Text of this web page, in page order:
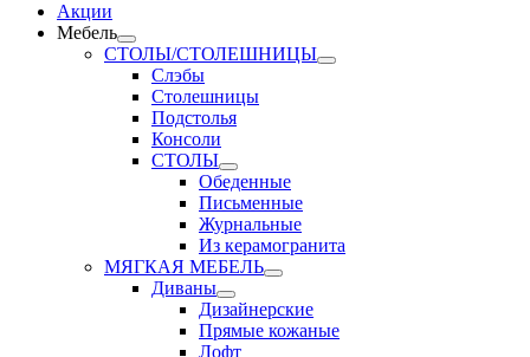
Акции
Мебель
СТОЛЫ/СТОЛЕШНИЦЫ
Слэбы
Столешницы
Подстолья
Консоли
СТОЛЫ
Обеденные
Письменные
Журнальные
Из керамогранита
МЯГКАЯ МЕБЕЛЬ
Диваны
Дизайнерские
Прямые кожаные
Лофт